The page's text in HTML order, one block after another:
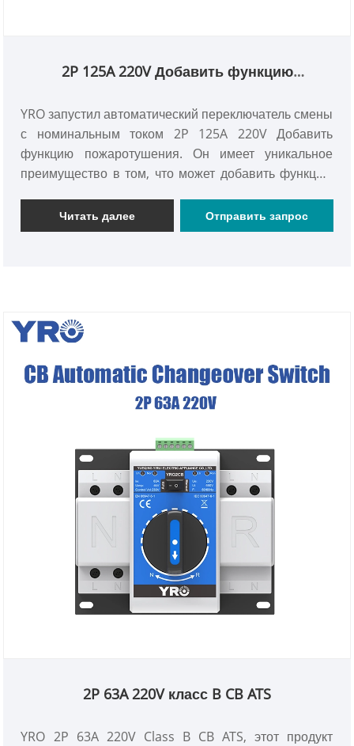
2P 125A 220V Добавить функцию
YRO запустил автоматический переключатель смены
с номинальным током 2P 125A 220V Добавить
функцию пожаротушения. Он имеет уникальное
преимущество в том, что может добавить функцию
который может обеспечить надежную и безопасную
гарантию переключения питания для различных
Читать далее Отправить запрос
2P 63A 220V класс B CB ATS
YRO 2P 63A 220V Class B CB ATS, этот продукт